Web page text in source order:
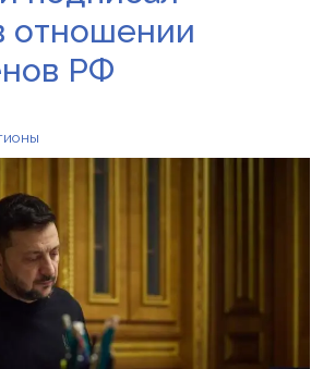
отношении
РФ